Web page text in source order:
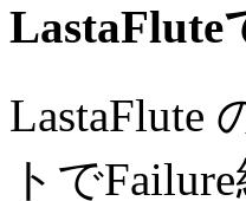
LastaFlute
LastaFlute
トで